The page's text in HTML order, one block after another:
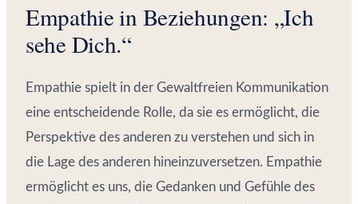
Empathie in Beziehungen: „Ich
sehe Dich.“
Empathie spielt in der Gewaltfreien Kommunikation
eine entscheidende Rolle, da sie es ermöglicht, die
Perspektive des anderen zu verstehen und sich in
die Lage des anderen hineinzuversetzen. Empathie
ermöglicht es uns, die Gedanken und Gefühle des